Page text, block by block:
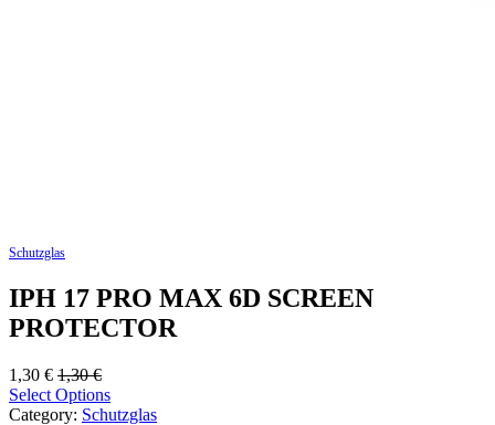
Schutzglas
IPH 17 PRO MAX 6D SCREEN
PROTECTOR
1,30 € 1,30€
Select Options
Category: Schutzglas